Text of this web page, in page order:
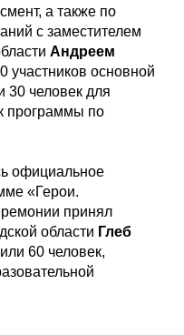
а также по
с заместителем
Андреем
участников основной
30 человек для
программы по
официальное
«Герои.
принял
области Глеб
60 человек,